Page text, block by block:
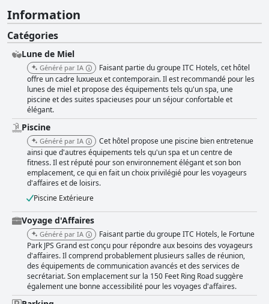
Information
Catégories
Lune de Miel
Généré par IA
Faisant partie du groupe ITC Hotels, cet hôtel
offre un cadre luxueux et contemporain. Il est recommandé pour les
lunes de miel et propose des équipements tels qu'un spa, une
piscine et des suites spacieuses pour un séjour confortable et
élégant.
Piscine
Généré par IA
Cet hôtel propose une piscine bien entretenue
ainsi que d'autres équipements tels qu'un spa et un centre de
fitness. Il est réputé pour son environnement élégant et son bon
emplacement, ce qui en fait un choix privilégié pour les voyageurs
d'affaires et de loisirs.
Piscine Extérieure
Voyage d'Affaires
Généré par IA
Faisant partie du groupe ITC Hotels, le Fortune
Park JPS Grand est conçu pour répondre aux besoins des voyageurs
d'affaires. Il comprend probablement plusieurs salles de réunion,
des équipements de communication avancés et des services de
secrétariat. Son emplacement sur la 150 Feet Ring Road suggère
également une bonne accessibilité pour les voyages d'affaires.